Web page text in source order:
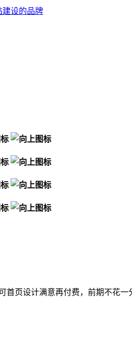
首页设计满意再付费，前期不花